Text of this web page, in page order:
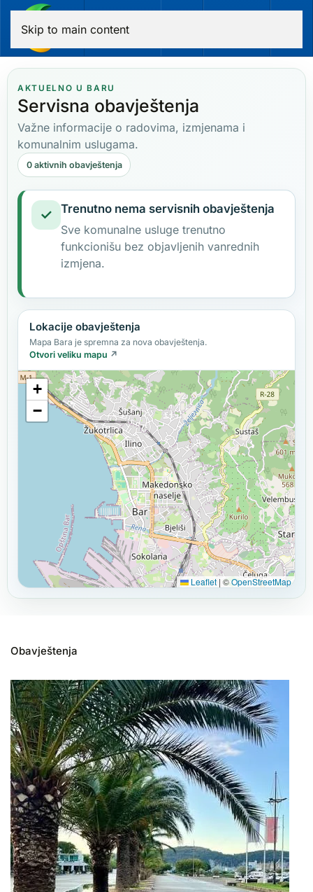
Skip to main content
AKTUELNO U BARU
Servisna obavještenja
Važne informacije o radovima, izmjenama i
komunalnim uslugama.
0 aktivnih obavještenja
✓
Trenutno nema servisnih obavještenja
Sve komunalne usluge trenutno
funkcionišu bez objavljenih vanrednih
izmjena.
Lokacije obavještenja
Mapa Bara je spremna za nova obavještenja.
Otvori veliku mapu ↗
+
−
Leaflet | ©OpenStreetMap
Obavještenja